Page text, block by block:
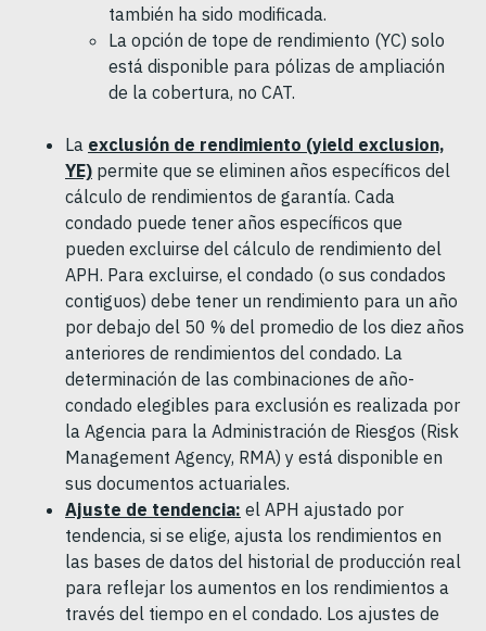
también ha sido modificada.
La opción de tope de rendimiento (YC) solo
está disponible para pólizas de ampliación
de la cobertura, no CAT.
La exclusión de rendimiento (yield exclusion,
YE) permite que se eliminen años específicos del
cálculo de rendimientos de garantía. Cada
condado puede tener años específicos que
pueden excluirse del cálculo de rendimiento del
APH. Para excluirse, el condado (o sus condados
contiguos) debe tener un rendimiento para un año
por debajo del 50 % del promedio de los diez años
anteriores de rendimientos del condado. La
determinación de las combinaciones de año-
condado elegibles para exclusión es realizada por
la Agencia para la Administración de Riesgos (Risk
Management Agency, RMA) y está disponible en
sus documentos actuariales.
Ajuste de tendencia: el APH ajustado por
tendencia, si se elige, ajusta los rendimientos en
las bases de datos del historial de producción real
para reflejar los aumentos en los rendimientos a
través del tiempo en el condado. Los ajustes de